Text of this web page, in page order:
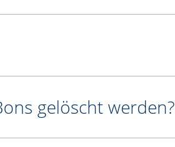
gelöscht werden?